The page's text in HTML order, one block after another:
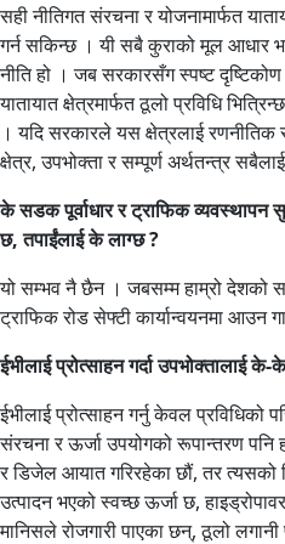
सही नीतिगत संरचना र योजनामार्फत
गर्न सकिन्छ । यी सबै कुराको मूल आधार
नीति हो । जब सरकारसँग स्पष्ट दृष्टिकोण
यातायात क्षेत्रमार्फत ठूलो प्रविधि
। यदि सरकारले यस क्षेत्रलाई
क्षेत्र, उपभोक्ता र सम्पूर्ण अर्थतन्त्र
के सडक पूर्वाधार र ट्राफिक व्यवस्थापन
छ, तपाईंलाई के लाग्छ ?
यो सम्भव नै छैन । जबसम्म हाम्रो देशको
ट्राफिक रोड सेफ्टी कार्यान्वयनमा आउन
ईभीलाई प्रोत्साहन गर्दा उपभोक्तालाई
ईभीलाई प्रोत्साहन गर्नु केवल प्रविधिको
संरचना र ऊर्जा उपयोगको रूपान्तरण पनि
र डिजेल आयात गरिरहेका छौं, तर
उत्पादन भएको स्वच्छ ऊर्जा छ, हाइड्रोपावर
मानिसले रोजगारी पाएका छन्, ठूलो लगानी